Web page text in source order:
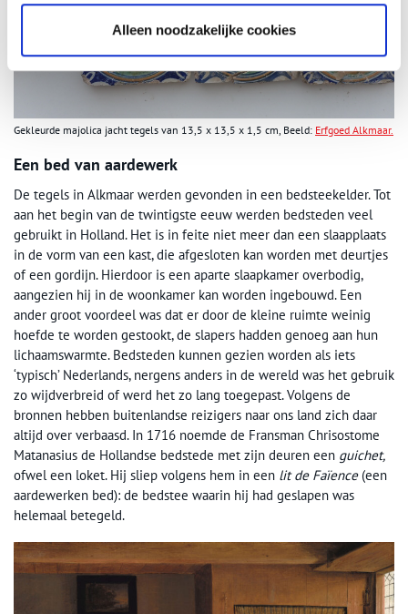
Alleen noodzakelijke cookies
Gekleurde majolica jacht tegels van 13,5 x 13,5 x 1,5 cm, Beeld: Erfgoed Alkmaar.
Een bed van aardewerk
De tegels in Alkmaar werden gevonden in een bedsteekelder. Tot
aan het begin van de twintigste eeuw werden bedsteden veel
gebruikt in Holland. Het is in feite niet meer dan een slaapplaats
in de vorm van een kast, die afgesloten kan worden met deurtjes
of een gordijn. Hierdoor is een aparte slaapkamer overbodig,
aangezien hij in de woonkamer kan worden ingebouwd. Een
ander groot voordeel was dat er door de kleine ruimte weinig
hoefde te worden gestookt, de slapers hadden genoeg aan hun
lichaamswarmte. Bedsteden kunnen gezien worden als iets
‘typisch’ Nederlands, nergens anders in de wereld was het gebruik
zo wijdverbreid of werd het zo lang toegepast. Volgens de
bronnen hebben buitenlandse reizigers naar ons land zich daar
altijd over verbaasd. In 1716 noemde de Fransman Chrisostome
Matanasius de Hollandse bedstede met zijn deuren een guichet,
ofwel een loket. Hij sliep volgens hem in een lit de Faïence(een
aardewerken bed): de bedstee waarin hij had geslapen was
helemaal betegeld.